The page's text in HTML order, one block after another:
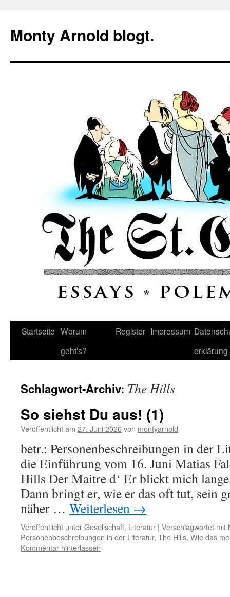
springen
Monty Arnold blogt.
Startseite Worum
geht’s?
Register Impressum
erklärung
Schlagwort-Archiv: The Hills
So siehst Du aus! (1)
Veröffentlicht am 27. Juni 2026von montyarnold
betr.: Personenbeschreibungen in der
die Einführung vom 16. Juni Matias
Hills Der Maitre d‘ Er blickt mich
Dann bringt er, wie er das oft tut, sein
näher … Weiterlesen →
Veröffentlicht unterGesellschaft, Literatur | Verschlagwortet mit
Personenbeschreibungen in der Literatur, The Hills, Wie das
Kommentar hinterlassen